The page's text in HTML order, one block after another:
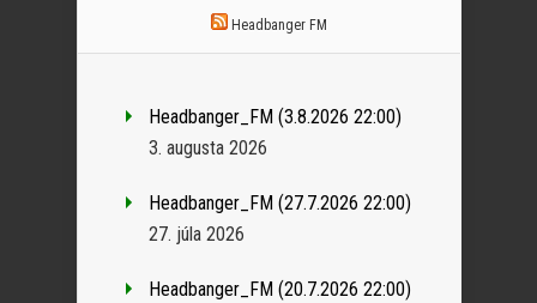
Headbanger FM
Headbanger_FM (3.8.2026 22:00)
3. augusta 2026
Headbanger_FM (27.7.2026 22:00)
27. júla 2026
Headbanger_FM (20.7.2026 22:00)